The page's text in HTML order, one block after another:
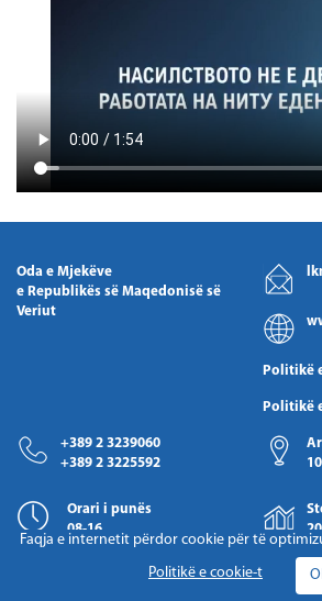
Oda e Mjekëve
e Republikës së Maqedonisë së
Veriut
Politikë
Politikë
+389 2 3239060
+389 2 3225592
Orari i punës
08-16
Faqja e internetit përdor cookie për të
Politikë e cookie-t